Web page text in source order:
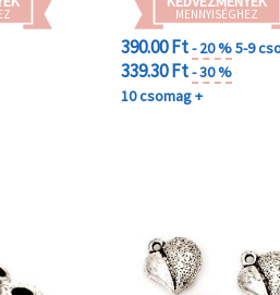
MENNYISÉGHEZ
390.00 Ft- 20 %5-9
339.30 Ft- 30 %
10 csomag +